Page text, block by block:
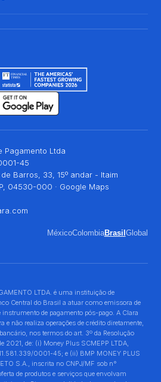
Pagamento Ltda
45
Barros, 33, 15º andar - Itaim
04530-000 · Google Maps
MéxicoColombiaBrasil Global
LTDA. é uma instituição de
Central do Brasil a atuar como emissora de
instrumento de pagamento pós-pago. A Clara
não realiza operações de crédito diretamente,
nos termos do art. 3º da Resolução
2021, de: (i) Money Plus SCMEPP LTDA,
0001-45; e (ii) BMP MONEY PLUS
S.A., inscrita no CNPJ/MF sob n°
de produtos e serviços que envolvam